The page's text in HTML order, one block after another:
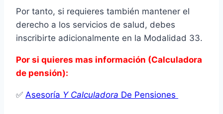
Por tanto, si requieres también mantener el
derecho a los servicios de salud, debes
inscribirte adicionalmente en la Modalidad 33.
Por si quieres mas información (Calculadora
de pensión):
✅ Asesoría Y Calculadora De Pensiones